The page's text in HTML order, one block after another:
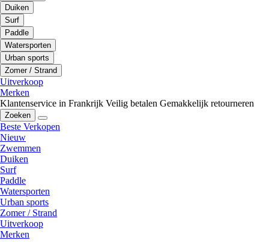
Duiken
Surf
Paddle
Watersporten
Urban sports
Zomer / Strand
Uitverkoop
Merken
Klantenservice in Frankrijk Veilig betalen Gemakkelijk retourneren
Zoeken
Beste Verkopen
Nieuw
Zwemmen
Duiken
Surf
Paddle
Watersporten
Urban sports
Zomer / Strand
Uitverkoop
Merken